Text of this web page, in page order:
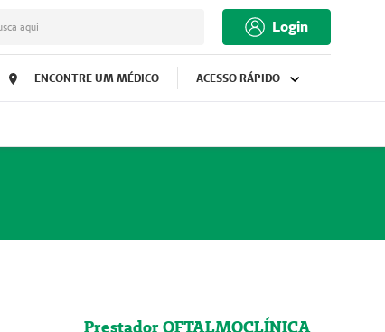
aqui Login
ENCONTRE UM MÉDICO ACESSO RÁPIDO
Prestador OFTALMOCLÍNICA